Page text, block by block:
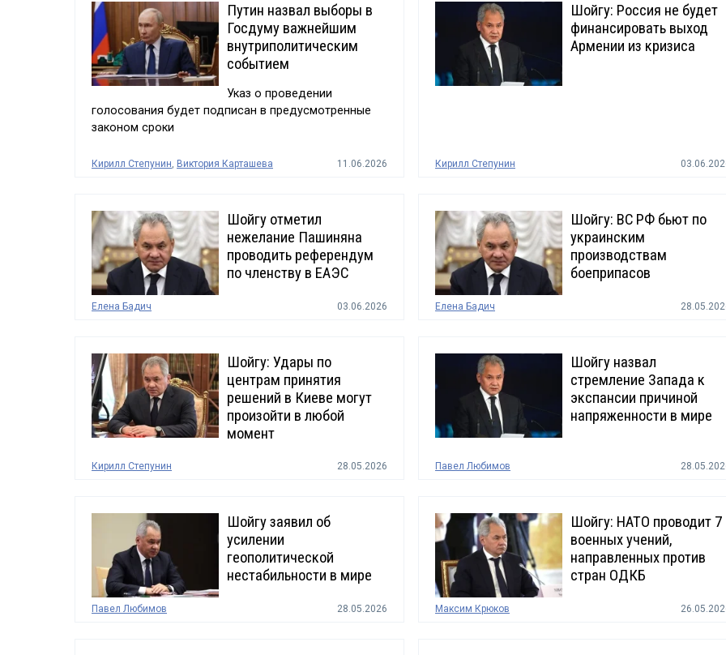
Путин назвал выборы в
Госдуму важнейшим
внутриполитическим
событием
Указ о проведении
голосования будет подписан в предусмотренные
законом сроки
Кирилл Степунин Виктория Карташева 11.06.2026
Шойгу: Россия не будет
финансировать выход
Армении из кризиса
Кирилл Степунин
Шойгу отметил
нежелание Пашиняна
проводить референдум
по членству в ЕАЭС
Елена Бадич 03.06.2026
Шойгу: ВС РФ бьют по
украинским
производствам
боеприпасов
Елена Бадич
Шойгу: Удары по
центрам принятия
решений в Киеве могут
произойти в любой
момент
Кирилл Степунин 28.05.2026
Шойгу назвал
стремление Запада к
экспансии причиной
напряженности в мире
Павел Любимов
Шойгу заявил об
усилении
геополитической
нестабильности в мире
Павел Любимов 28.05.2026
Шойгу: НАТО проводит 7
военных учений,
направленных против
стран ОДКБ
Максим Крюков